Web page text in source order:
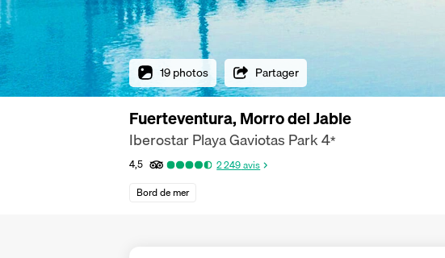
19 photos Partager
Fuerteventura, Morro del Jable
Iberostar Playa Gaviotas Park4*
4,5 2 249avis
Bord de mer